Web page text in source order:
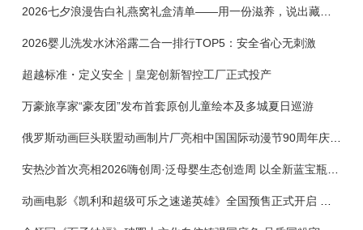
2026七夕浪漫告白礼燕窝礼盒清单——用一份滋养，说出藏在心底的爱
2026婴儿洗发水沐浴露二合一排行TOP5：安全省心无刺激
超越标准・定义安全｜皇宠创新智控工厂正式投产
万豪旅享家“豪友团”发布首套原创儿童绘本及多城夏日巡游
俄罗斯动画巨头联盟动画制片厂亮相中国国际动漫节90周年庆开启中国之旅新篇章